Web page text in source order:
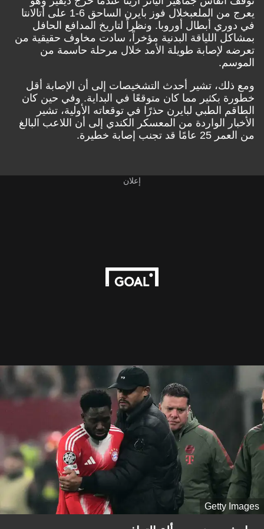
يعرج من الملعبخلال
فوز بايرن الساحق 6-1 على أتالانتا
في دوري أبطال أوروبا. ونظراً لتاريخ المدافع الحافل
بمشاكل اللياقة البدنية مؤخراً، سادت مخاوف حقيقية من
تعرضه لإصابة طويلة الأمد خلال مرحلة حاسمة من
الموسم.
ومع ذلك، تشير أحدث التشخيصات إلى أن الإصابة أقل
خطورة بكثير مما كان متوقعًا في البداية. وفي حين كان
الطاقم الطبي لبايرن حذرًا في توقعاته الأولية، تشير
الأخبار الواردة من المعسكر الكندي إلى أن اللاعب البالغ
من العمر 25 عامًا قد تجنب إصابة خطيرة.
إعلان
Getty Images